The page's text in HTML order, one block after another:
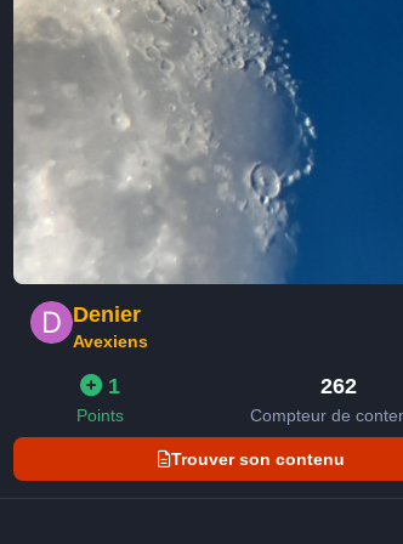
Denier
Avexiens
1
Points
262
Compteur de
Trouver son contenu